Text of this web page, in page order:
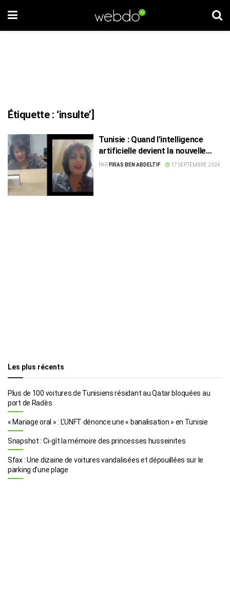
Étiquette : ‘insulte’]
Tunisie : Quand l’intelligence
artificielle devient la nouvelle
excuse !
PAR FIRAS BEN ABDELTIF 17 SEPTEMBRE 2024
Les plus récents
Plus de 100 voitures de Tunisiens résidant au Qatar bloquées au
port de Radès
« Mariage oral » : L’UNFT dénonce une « banalisation » en Tunisie
Snapshot : Ci-gît la mémoire des princesses husseinites
Sfax : Une dizaine de voitures vandalisées et dépouillées sur le
parking d’une plage